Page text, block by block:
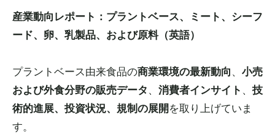
産業動向レポート：プラントベース、ミート、シーフ
ード、卵、乳製品、および原料（英語）
プラントベース由来食品の商業環境の最新動向、 小売
および外食分野の販売データ、 消費者インサイト 、 技
術的進展、投資状況、規制の展開を取り上げていま
す。